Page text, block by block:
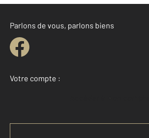
Parlons de vous, parlons biens
Votre compte :
Accéder à mon compte